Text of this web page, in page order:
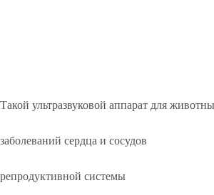
Такой ультразвуковой аппарат для
заболеваний сердца и сосудов
репродуктивной системы